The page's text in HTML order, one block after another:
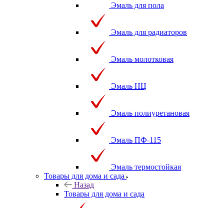
Эмаль для пола
Эмаль для радиаторов
Эмаль молотковая
Эмаль НЦ
Эмаль полиуретановая
Эмаль ПФ-115
Эмаль термостойкая
Товары для дома и сада
Назад
Товары для дома и сада